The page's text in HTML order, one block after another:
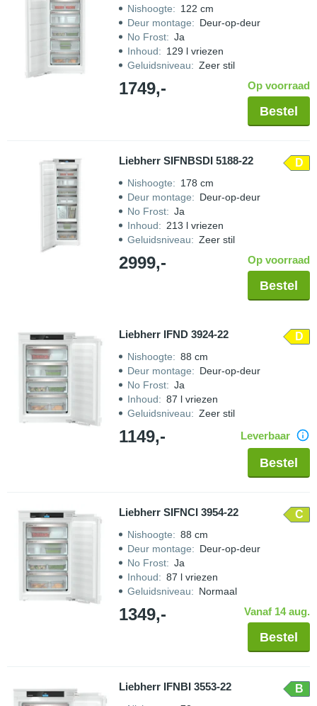
Nishoogte: 122 cm
Deur montage: Deur-op-deur
No Frost: Ja
Inhoud: 129 l vriezen
Geluidsniveau: Zeer stil
1749,- Op voorraad
Bestel
Liebherr SIFNBSDI 5188-22 D
Nishoogte: 178 cm
Deur montage: Deur-op-deur
No Frost: Ja
Inhoud: 213 l vriezen
Geluidsniveau: Zeer stil
2999,- Op voorraad
Bestel
Liebherr IFND 3924-22 D
Nishoogte: 88 cm
Deur montage: Deur-op-deur
No Frost: Ja
Inhoud: 87 l vriezen
Geluidsniveau: Zeer stil
1149,- Leverbaar
Bestel
Liebherr SIFNCI 3954-22 C
Nishoogte: 88 cm
Deur montage: Deur-op-deur
No Frost: Ja
Inhoud: 87 l vriezen
Geluidsniveau: Normaal
1349,- Vanaf 14 aug.
Bestel
Liebherr IFNBI 3553-22 B